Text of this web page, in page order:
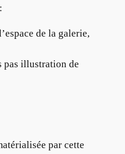
de la galerie,
pas illustration de
par cette